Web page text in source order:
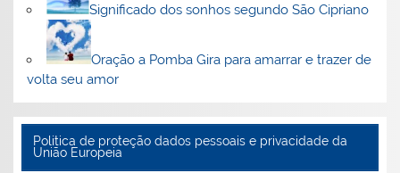
Significado dos sonhos segundo São Cipriano
Oração a Pomba Gira para amarrar e trazer de
volta seu amor
Politica de proteção dados pessoais e privacidade da
União Europeia